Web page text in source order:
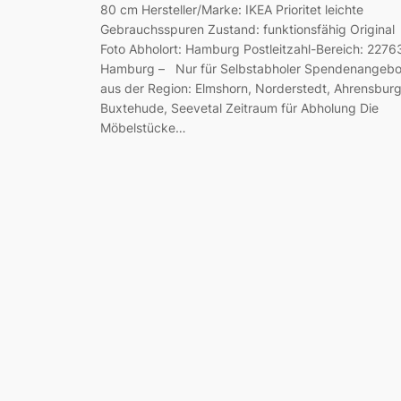
80 cm Hersteller/Marke: IKEA Prioritet leichte
Gebrauchsspuren Zustand: funktionsfähig Original
Foto Abholort: Hamburg Postleitzahl-Bereich:
Hamburg – Nur für Selbstabholer
aus der Region: Elmshorn, Norderstedt,
Buxtehude, Seevetal Zeitraum für Abholung Die
Möbelstücke…